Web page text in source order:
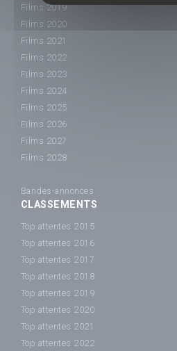
Films 2019
Films 2020
Films 2021
Films 2022
Films 2023
Films 2024
Films 2025
Films 2026
Films 2027
Films 2028
Bandes-annonces
CLASSEMENTS
Top attentes 2015
Top attentes 2016
Top attentes 2017
Top attentes 2018
Top attentes 2019
Top attentes 2020
Top attentes 2021
Top attentes 2022